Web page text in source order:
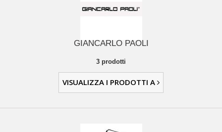
GIANCARLO PAOLI
3 prodotti
VISUALIZZA I PRODOTTI A